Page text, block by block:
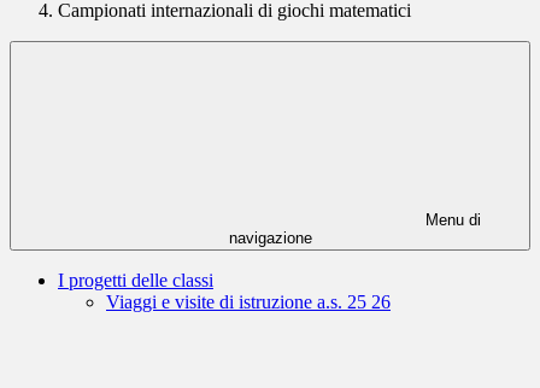
Campionati internazionali di giochi matematici
Menu di
navigazione
I progetti delle classi
Viaggi e visite di istruzione a.s. 25 26